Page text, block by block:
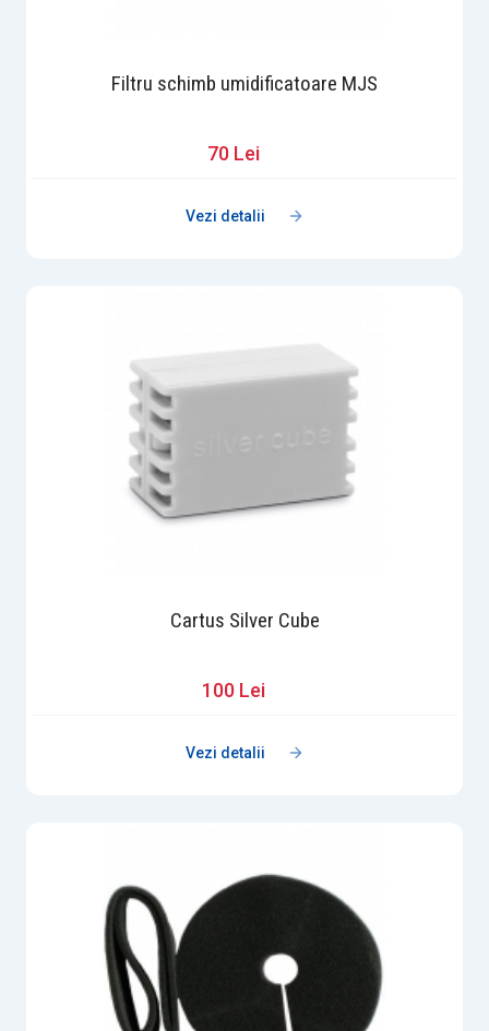
Filtru schimb umidificatoare MJS
70 Lei
Vezi detalii
Cartus Silver Cube
100 Lei
Vezi detalii